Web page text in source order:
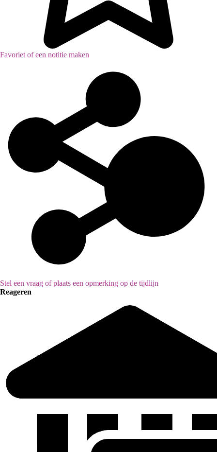
Favoriet of een notitie maken
Stel een vraag of plaats een opmerking op de tijdlijn
Reageren